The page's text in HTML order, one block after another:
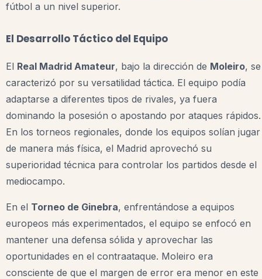
fútbol a un nivel superior.
El Desarrollo Táctico del Equipo
El Real Madrid Amateur, bajo la dirección de Moleiro, se
caracterizó por su versatilidad táctica. El equipo podía
adaptarse a diferentes tipos de rivales, ya fuera
dominando la posesión o apostando por ataques rápidos.
En los torneos regionales, donde los equipos solían jugar
de manera más física, el Madrid aprovechó su
superioridad técnica para controlar los partidos desde el
mediocampo.
En el Torneo de Ginebra, enfrentándose a equipos
europeos más experimentados, el equipo se enfocó en
mantener una defensa sólida y aprovechar las
oportunidades en el contraataque. Moleiro era
consciente de que el margen de error era menor en este